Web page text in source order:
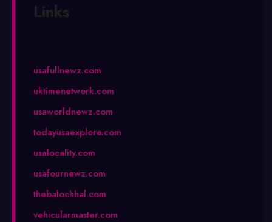
Links
usafullnewz.com
uktimenetwork.com
usaworldnewz.com
todayusaexplore.com
usalocality.com
usafournewz.com
thebalochhal.com
vehicularmaster.com